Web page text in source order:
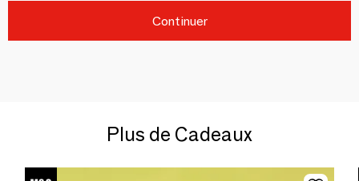
Continuer
Plus de Cadeaux